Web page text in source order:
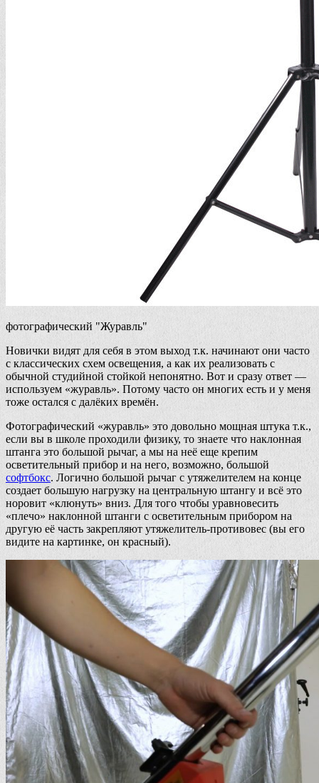
фотографический "Журавль"
Новички видят для себя в этом выход т.к. начинают они часто
с классических схем освещения, а как их реализовать с
обычной студийной стойкой непонятно. Вот и сразу ответ —
используем «журавль». Потому часто он многих есть и у меня
тоже остался с далёких времён.
Фотографический «журавль» это довольно мощная штука т.к.,
если вы в школе проходили физику, то знаете что наклонная
штанга это большой рычаг, а мы на неё еще крепим
осветительный прибор и на него, возможно, большой
софтбокс. Логично большой рычаг с утяжелителем на конце
создает большую нагрузку на центральную штангу и всё это
норовит «клюнуть» вниз. Для того чтобы уравновесить
«плечо» наклонной штанги с осветительным прибором на
другую её часть закрепляют утяжелитель-противовес (вы его
видите на картинке, он красный).